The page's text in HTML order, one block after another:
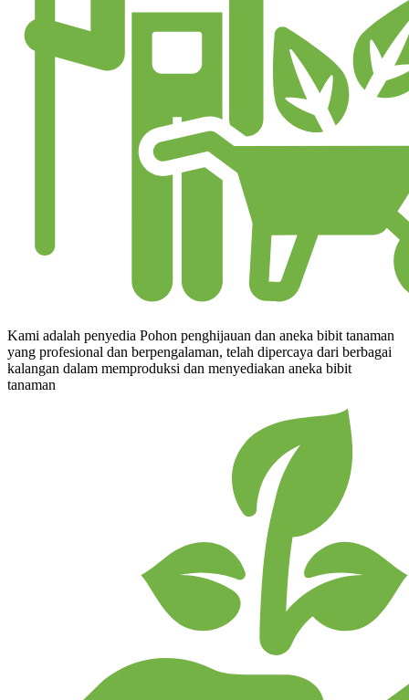
Kami adalah penyedia Pohon penghijauan dan aneka bibit tanaman
yang profesional dan berpengalaman, telah dipercaya dari berbagai
kalangan dalam memproduksi dan menyediakan aneka bibit
tanaman